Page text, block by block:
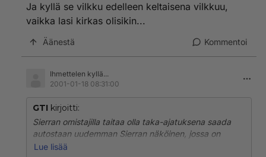
Ja kyllä se vilkku edelleen keltaisena vilkkuu,
vaikka lasi kirkas olisikin...
Äänestä Kommentoi
Ihmettelen kyllä...
2001-01-18 08:31:00
GTI kirjoitti:
Sierran omistajilla taitaa olla taka-ajatuksena saada
autostaan uudemman Sierran näköinen, jossa on
vakiona valkoiset vilkut (ei taida kuitenkaan kovin
Lue lisää